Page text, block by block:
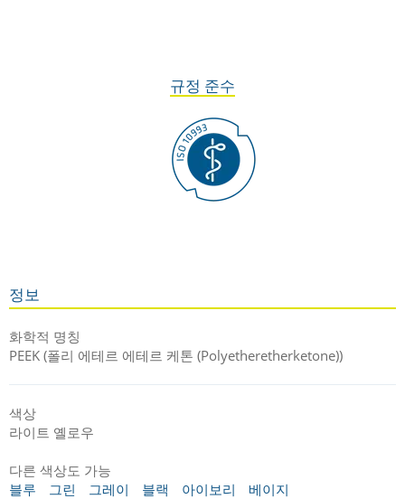
규정 준수
정보
화학적 명칭
PEEK (폴리 에테르 에테르 케톤 (Polyetheretherketone))
색상
라이트 옐로우
다른 색상도 가능
블루
그린 그레이 블랙 아이보리 베이지